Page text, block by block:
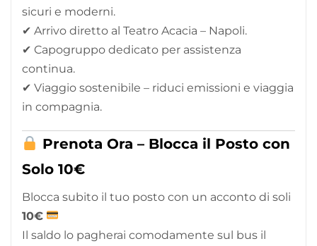
sicuri e moderni.
✔ Arrivo diretto al Teatro Acacia – Napoli.
✔ Capogruppo dedicato per assistenza
continua.
✔ Viaggio sostenibile – riduci emissioni e viaggia
in compagnia.
Prenota Ora – Blocca il Posto con
Solo 10€
Blocca subito il tuo posto con un acconto di soli
10€
Il saldo lo pagherai comodamente sul bus il